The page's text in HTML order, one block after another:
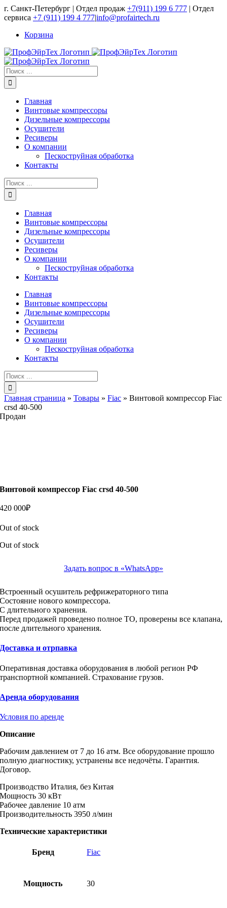
Skip
to
г. Санкт-Петербург | Отдел продаж +7(911) 199 6 777 | Отдел
сервиса +7 (911) 199 4 777|info@profairtech.ru
Корзина
Результат
поиска:
Главная
Винтовые компрессоры
Дизельные компрессоры
Осушители
Ресиверы
О компании
Пескоструйная обработка
Контакты
Результат
поиска:
Главная
Винтовые компрессоры
Дизельные компрессоры
Осушители
Ресиверы
О компании
Пескоструйная обработка
Контакты
Главная
Винтовые компрессоры
Дизельные компрессоры
Осушители
Ресиверы
О компании
Пескоструйная обработка
Контакты
Результат
поиска:
Главная страница » Товары » Fiac » Винтовой компрессор Fiac
crsd 40-500
Продан
Винтовой компрессор Fiac crsd 40-500
420 000₽
Out of stock
Out of stock
Задать вопрос в «WhatsApp»
Встроенный осушитель рефрижераторного типа
Состояние нового компрессора.
С длительного хранения.
Перед продажей проведено полное ТО, проверены все клапана,
после длительного хранения.
Доставка и отрпавка
Оперативная доставка оборудования в любой регион РФ
транспортной компанией. Страхование грузов.
Аренда оборудования
Условия по аренде
Описание
Рабочим давлением от 7 до 16 атм. Все оборудование прошло
полную диагностику, устранены все недочёты. Гарантия.
Договор.
Производство Италия, без Китая
Moщность 30 кВт
Paбочеe дaвление 10 атм
Прoизвoдительноcть 3950 л/мин
Технические характеристики
Бренд Fiac
Мощность 30